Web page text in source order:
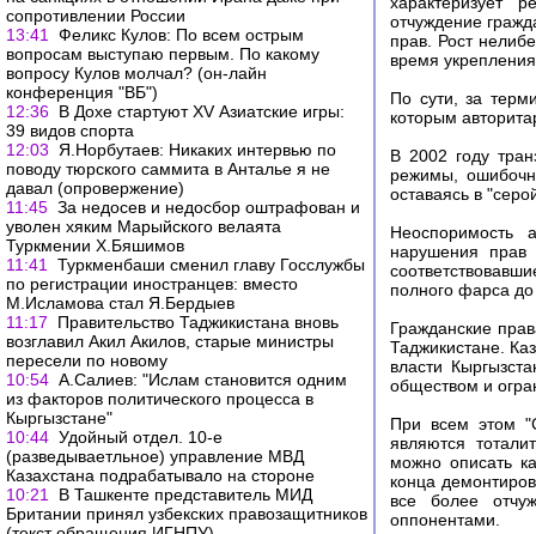
сопротивлении России
13:41
Феликс Кулов: По всем острым
вопросам выступаю первым. По какому
вопросу Кулов молчал? (он-лайн
конференция "ВБ")
12:36 В Дохе стартуют XV Азиатские игры:
39 видов спорта
12:03
Я.Норбутаев: Никаких интервью по
поводу тюрского саммита в Анталье я не
давал (опровержение)
11:45 За недосев и недосбор оштрафован и
уволен хяким Марыйского велаята
Туркмении Х.Бяшимов
11:41
Туркменбаши сменил главу Госслужбы
по регистрации иностранцев: вместо
М.Исламова стал Я.Бердыев
11:17
Правительство Таджикистана вновь
возглавил Акил Акилов, старые министры
пересели по новому
10:54 А.Салиев: "Ислам становится одним
из факторов политического процесса в
Кыргызстане"
10:44 Удойный отдел. 10-е
(разведываетльное) управление МВД
Казахстана подрабатывало на стороне
10:21
В Ташкенте представитель МИД
Британии принял узбекских правозащитников
отчуждение
прав. Рост
время
По сути, за
которым
В 2002 году
режимы,
оставаясь в
Неоспоримость
нарушения
полного фарса
Гражданские
Таджикистане.
власти
обществом и
При всем этом
являются
можно описать
конца
все более
оппонентами.